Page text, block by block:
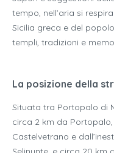
tempo, nell’aria si
Sicilia greca e del
templi, tradizioni e
La posizione della
Situata tra Portopalo di
circa 2 km da
Castelvetrano e